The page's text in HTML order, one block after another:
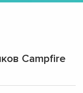
Campfire